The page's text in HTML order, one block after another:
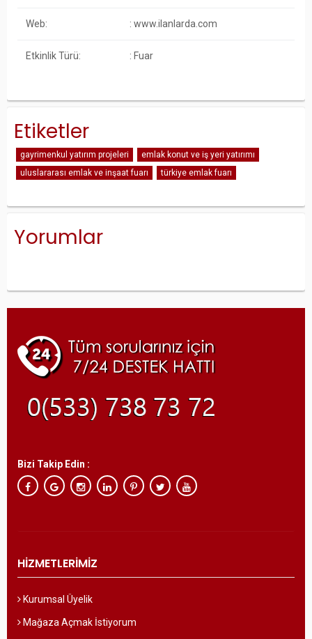
Web: : www.ilanlarda.com
Etkinlik Türü: : Fuar
Etiketler
gayrimenkul yatırım projeleri
emlak konut ve iş yeri yatırımı
uluslararası emlak ve inşaat fuarı
türkiye emlak fuarı
Yorumlar
Bizi Takip Edin :
HİZMETLERİMİZ
Kurumsal Üyelik
Mağaza Açmak İstiyorum